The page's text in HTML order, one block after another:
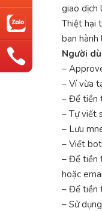
giao dịch
Thiệt hại
ban hành
Người
–
– Ví vừa
– Để tiền
– Tự viết
– Lưu
– Viết
– Để tiền
hoặc
– Để tiền
– Sử